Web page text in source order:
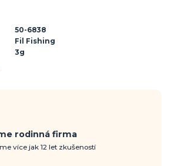
50-6838
Fil Fishing
3g
rodinná firma
více jak 12 let zkušeností